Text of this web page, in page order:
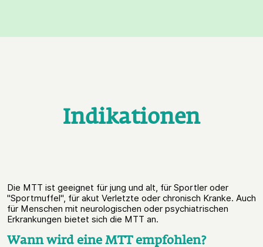
Indikationen
Die MTT ist geeignet für jung und alt, für Sportler oder
"Sportmuffel", für akut Verletzte oder chronisch Kranke. Auch
für Menschen mit neurologischen oder psychiatrischen
Erkrankungen bietet sich die MTT an.
Wann wird eine MTT empfohlen?